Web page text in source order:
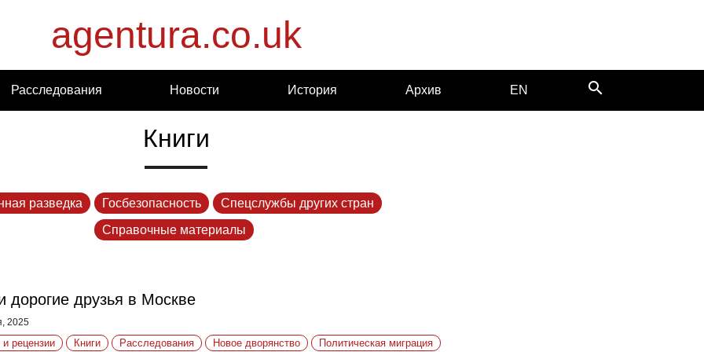
agentura.co.uk
Расследования Новости История Архив EN search
Книги
разведка Госбезопасность
Спецслужбы других стран
Справочные материалы
дорогие друзья в Москве
2025
и рецензии Книги Расследования Новое дворянство Политическая миграция